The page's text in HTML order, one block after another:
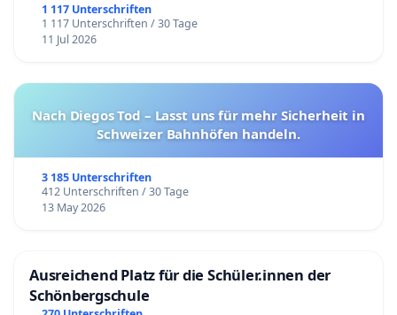
1 117 Unterschriften
1 117 Unterschriften / 30 Tage
11 Jul 2026
Nach Diegos Tod – Lasst uns für mehr Sicherheit in
Schweizer Bahnhöfen handeln.
3 185 Unterschriften
412 Unterschriften / 30 Tage
13 May 2026
Ausreichend Platz für die Schüler.innen der
Schönbergschule